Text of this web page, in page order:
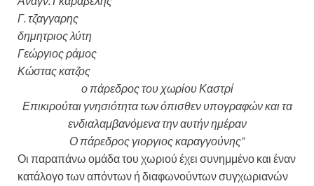
Γ. τζαγγαρης
δημητριος λύτη
Γεώργιος ράμος
Κώστας κατζος
ο πάρεδρος του χωρίου Καστρί
Επικιρούται γνησιότητα των όπισθεν υπογραφών και τα
ενδιαλαμβανόμενατην αυτήν ημέραν
Ο πάρεδρος γιοργιος καραγγούνης”
Οι παραπάνω ομάδα του χωριού έχει συνημμένο και έναν
κατάλογο των απόντων ή διαφωνούντων συγχωριανών